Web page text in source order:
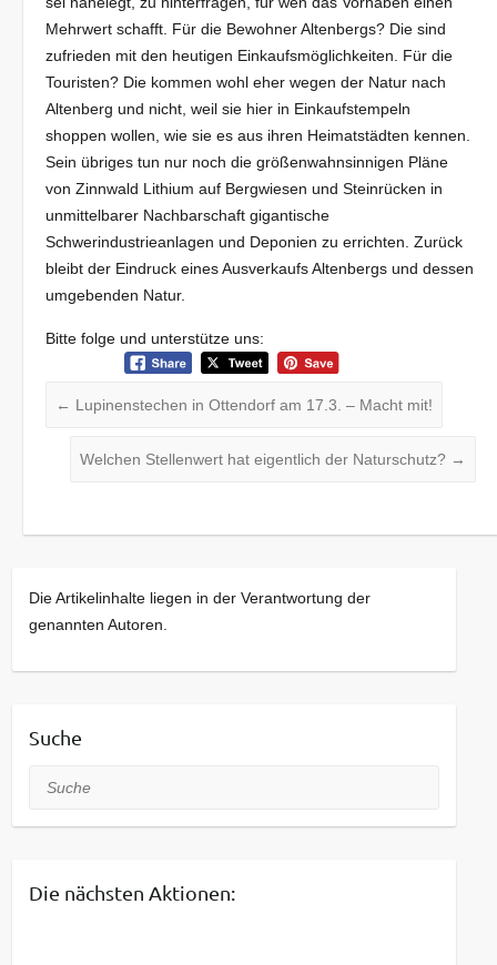
Mehrwert schafft. Für die Bewohner Altenbergs? Die sind
zufrieden mit den heutigen Einkaufsmöglichkeiten. Für die
Touristen? Die kommen wohl eher wegen der Natur nach
Altenberg und nicht, weil sie hier in Einkaufstempeln
shoppen wollen, wie sie es aus ihren Heimatstädten kennen.
Sein übriges tun nur noch die größenwahnsinnigen Pläne
von Zinnwald Lithium auf Bergwiesen und Steinrücken in
unmittelbarer Nachbarschaft gigantische
Schwerindustrieanlagen und Deponien zu errichten. Zurück
bleibt der Eindruck eines Ausverkaufs Altenbergs und dessen
umgebenden Natur.
Bitte folge und unterstütze uns:
← Lupinenstechen in Ottendorf am 17.3. – Macht mit!
Welchen Stellenwert hat eigentlich der Naturschutz? →
Die Artikelinhalte liegen in der Verantwortung der
genannten Autoren.
Suche
Suche
Die nächsten Aktionen: